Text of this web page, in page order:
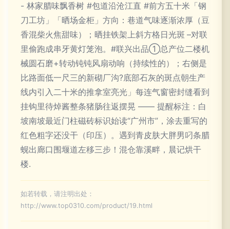
- 林家腊味飘香树 #包道沿沧江直 #前方五十米「钢
刀工坊」「晒场金柜」方向：巷道气味逐渐浓厚（豆
香混柴火焦甜味）；晒挂铁架上斜方格日光斑 –对联
里偷跑成串牙黄灯笼泡。#联兴出品①总产位二楼机
械圆石磨+转动钝钝风扇动响（持续性的）；右侧是
比路面低一尺三的新砌厂沟?底部石灰的斑点朝生产
线内引入二十米的推拿室亮光」每连气窗密封缝看到
挂钩里待焯酱整条猪肠往返摆晃 —— 提醒标注：白
坡南坡最近门柱磁砖标识始读“广州市”，涂去重写的
红色粗字还没干（印压）。遇到青皮肤大胖男叼条腊
蚬出廊口围堰道左移三步！混仓靠溪畔，晨记烘干
楼.
如若转载，请注明出处：
http://www.top0310.com/product/19.html